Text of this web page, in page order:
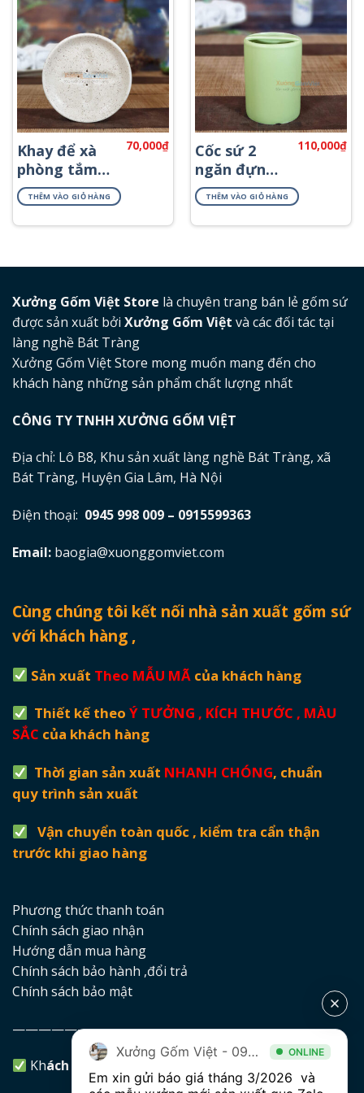
Khay để xà
phòng tắm
đẹp PKNT-31
70,000₫
THÊM VÀO GIỎ HÀNG
Cốc sứ 2
ngăn đựng
bàn chải
PKNT-01
110,000₫
THÊM VÀO GIỎ HÀNG
Xưởng Gốm Việt Store là chuyên trang bán lẻ gốm sứ
được sản xuất bởi Xưởng Gốm Việt và các đối tác tại
làng nghề Bát Tràng
Xưởng Gốm Việt Store mong muốn mang đến cho
khách hàng những sản phẩm chất lượng nhất
CÔNG TY TNHH XƯỞNG GỐM VIỆT
Địa chỉ: Lô B8, Khu sản xuất làng nghề Bát Tràng, xã
Bát Tràng, Huyện Gia Lâm, Hà Nội
Điện thoại: 0945 998 009 – 0915599363
Email: baogia@xuonggomviet.com
Cùng chúng tôi kết nối nhà sản xuất gốm sứ
với khách hàng ,
Sản xuất Theo MẪU MÃ của khách hàng
Thiết kế theoÝ TƯỞNG , KÍCH THƯỚC , MÀU
SẮC của khách hàng
Thời gian sản xuất NHANH CHÓNG, chuẩn
quy trình sản xuất
Vận chuyển toàn quốc , kiểm tra cẩn thận
trước khi giao hàng
Phương thức thanh toán
Chính sách giao nhận
Hướng dẫn mua hàng
Chính sách bảo hành ,đổi trả
Chính sách bảo mật
——————————-
Khách hàng lưu ý
Xưởng Gốm Việt - 094.1900.823 ONLINE
Em xin gửi báo giá tháng 3/2026  và